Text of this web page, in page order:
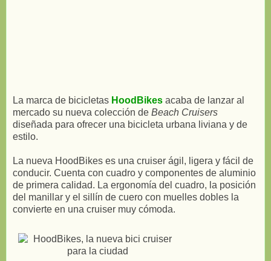
La marca de bicicletas HoodBikes acaba de lanzar al
mercado su nueva colección de Beach Cruisers
diseñada para ofrecer una bicicleta urbana liviana y de
estilo.
La nueva HoodBikes es una cruiser ágil, ligera y fácil de
conducir. Cuenta con cuadro y componentes de aluminio
de primera calidad. La ergonomía del cuadro, la posición
del manillar y el sillín de cuero con muelles dobles la
convierte en una cruiser muy cómoda.